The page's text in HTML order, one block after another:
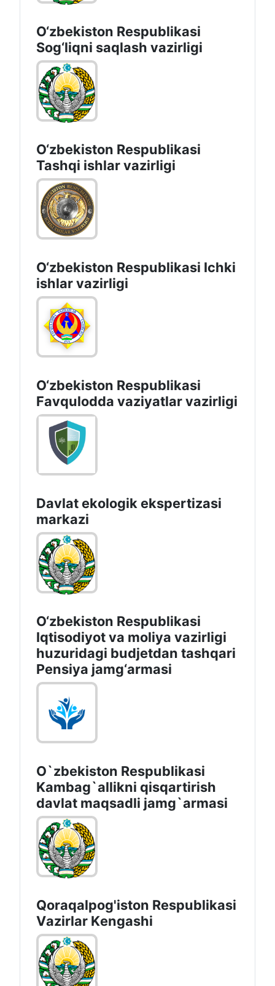
O‘zbеkistоn Rеspublikаsi
Sоg‘liqni saqlash vаzirligi
O‘zbеkistоn Rеspublikаsi
Tashqi ishlаr vаzirligi
O‘zbеkiston Rеspublikаsi Ichki
ishlаr vаzirligi
O‘zbеkistоn Rеspublikаsi
Favqulodda vaziyatlar vazirligi
Davlat ekologik ekspertizasi
markazi
O‘zbekiston Respublikasi
Iqtisodiyot va moliya vazirligi
huzuridagi budjetdan tashqari
Pensiya jamg‘armasi
O`zbekiston Respublikasi
Kambag`allikni qisqartirish
davlat maqsadli jamg`armasi
Qoraqalpog'iston Rеspublikаsi
Vаzirlаr Kеngаshi